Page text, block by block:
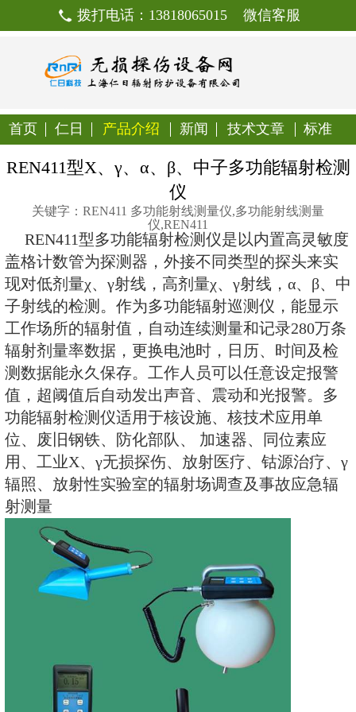
拨打电话：13818065015
仁日 产品介绍
REN411型X、γ、α、β、中子
仪
关键字：REN411 多功能射线测量仪,
仪,REN411
REN411型多功能辐射检测仪是
盖格计数管为探测器，外接不同类
现对低剂量χ、γ射线，高剂量χ、γ
子射线的检测。作为多功能辐射巡
工作场所的辐射值，自动连续测量
辐射剂量率数据，更换电池时，日
测数据能永久保存。工作人员可
值，超阈值后自动发出声音、震
功能辐射检测仪适用于核设施、
位、废旧钢铁、防化部队、 加速
用、工业X、γ无损探伤、放射医
辐照、放射性实验室的辐射场调